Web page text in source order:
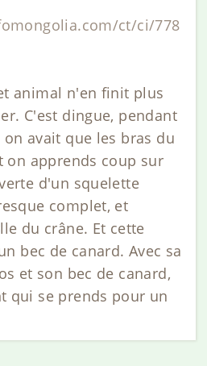
ct/ci/778
animal n'en finit plus
C'est dingue, pendant
on avait que les bras du
on apprends coup sur
d'un squelette
complet, et
du crâne. Et cette
bec de canard. Avec sa
et son bec de canard,
qui se prends pour un